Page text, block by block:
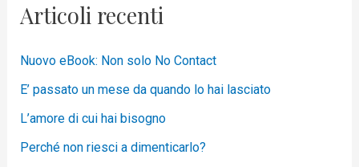
Articoli recenti
Nuovo eBook: Non solo No Contact
E’ passato un mese da quando lo hai lasciato
L’amore di cui hai bisogno
Perché non riesci a dimenticarlo?